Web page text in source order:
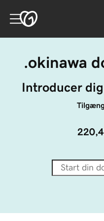
.okinawa
Introducer